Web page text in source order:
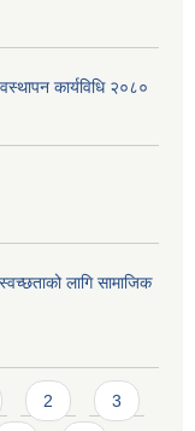
कार्यविधि २०८०
लागि सामाजिक
2 3